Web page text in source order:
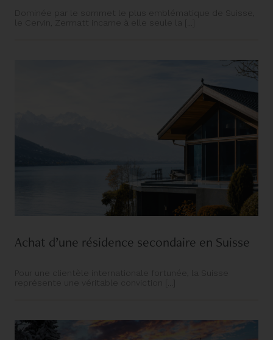
Dominée par le sommet le plus emblématique de Suisse,
le Cervin, Zermatt incarne à elle seule la [...]
Achat d’une résidence secondaire en Suisse
Pour une clientèle internationale fortunée, la Suisse
représente une véritable conviction [...]